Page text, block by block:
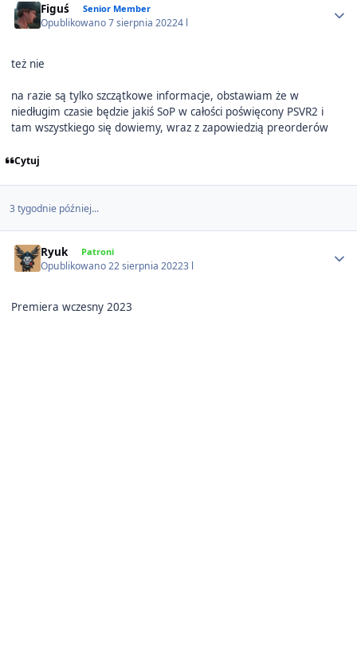
Figuś Senior Member
Opublikowano7 sierpnia 20224 l
też nie
na razie są tylko szczątkowe informacje, obstawiam że w
niedługim czasie będzie jakiś SoP w całości poświęcony PSVR2 i
tam wszystkiego się dowiemy, wraz z zapowiedzią preorderów
Cytuj
3 tygodnie później...
Ryuk Patroni
Opublikowano22 sierpnia 20223 l
Premiera wczesny 2023